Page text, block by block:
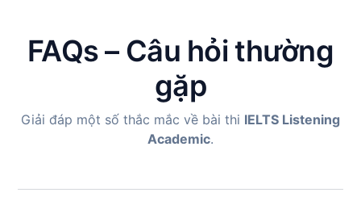
FAQs – Câu hỏi thường
gặp
Giải đáp một số thắc mắc về bài thi IELTS Listening
Academic.